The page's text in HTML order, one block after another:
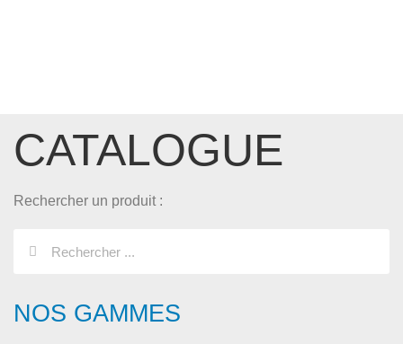
CATALOGUE
Rechercher un produit :
NOS GAMMES